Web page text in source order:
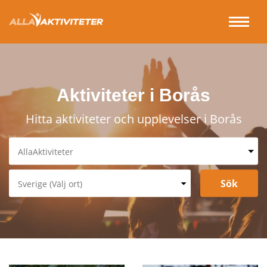
Aktiviteter i Borås
Hitta aktiviteter och upplevelser i Borås
Spa & Relax
Underhållning & Spel